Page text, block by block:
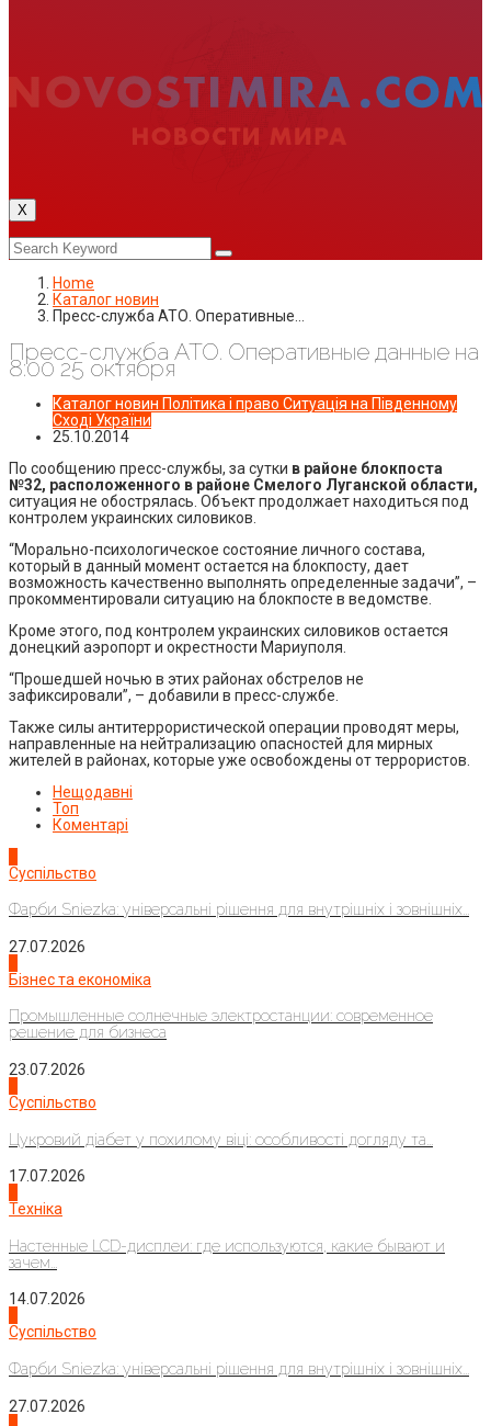
X
Home
Каталог новин
Пресс-служба АТО. Оперативные…
Пресс-служба АТО. Оперативные данные на
8:00 25 октября
Каталог новин Політика і право Ситуація на Південному
Сході України
25.10.2014
По сообщению пресс-службы, за сутки в районе блокпоста
№32, расположенного в районе Смелого Луганской области,
ситуация не обострялась. Объект продолжает находиться под
контролем украинских силовиков.
“Морально-психологическое состояние личного состава,
который в данный момент остается на блокпосту, дает
возможность качественно выполнять определенные задачи”, –
прокомментировали ситуацию на блокпосте в ведомстве.
Кроме этого, под контролем украинских силовиков остается
донецкий аэропорт и окрестности Мариуполя.
“Прошедшей ночью в этих районах обстрелов не
зафиксировали”, – добавили в пресс-службе.
Также силы антитеррористической операции проводят меры,
направленные на нейтрализацию опасностей для мирных
жителей в районах, которые уже освобождены от террористов.
Нещодавні
Топ
Коментарі
Суспільство
Фарби Sniezka: універсальні рішення для внутрішніх і зовнішніх...
27.07.2026
Бізнес та економіка
Промышленные солнечные электростанции: современное
решение для бизнеса
23.07.2026
Суспільство
Цукровий діабет у похилому віці: особливості догляду та...
17.07.2026
Техніка
Настенные LCD-дисплеи: где используются, какие бывают и
зачем...
14.07.2026
Суспільство
Фарби Sniezka: універсальні рішення для внутрішніх і зовнішніх...
27.07.2026